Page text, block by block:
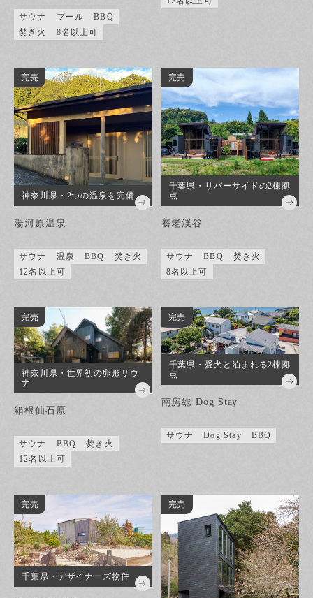
サウナ プール
BBQ
焚き火
8名以上可
完売
神奈川県・2つの温泉を完備
湯河原温泉
サウナ 温泉 BBQ
焚き火
12名以上可
完売
千葉県・リバーサイドの2棟拠
点
養老渓谷
サウナ BBQ
焚き火
8名以上可
完売
神奈川県・世界初の卵形サウ
ナ
箱根仙石原
サウナ BBQ
焚き火
12名以上可
完売
千葉県・愛犬と泊まれる2棟拠
点
南房総 Dog Stay
サウナ Dog Stay BBQ
完売
千葉県・デザイナーズ物件
完売